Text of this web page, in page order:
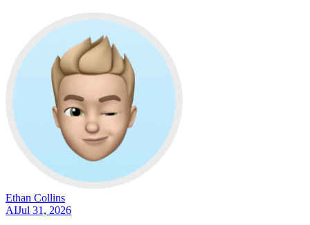
Ethan Collins
AIJul 31, 2026